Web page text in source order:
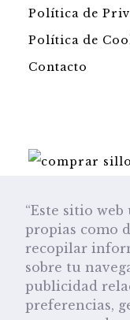
Política de
Política de
Contacto
Esta web
Amazon
comisión por
repercuta en
“Este sitio
propias como
recopilar
sobre tu
publicidad
preferencias,